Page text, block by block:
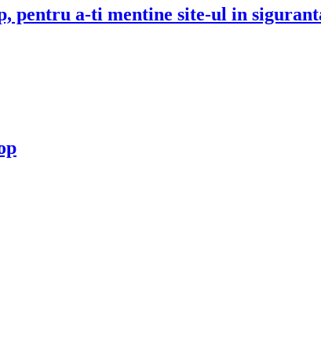
pentru a-ti mentine site-ul in